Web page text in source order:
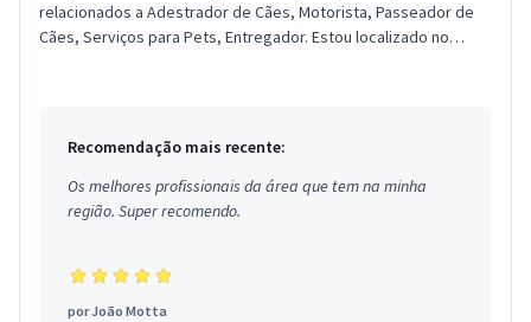
relacionados a Adestrador de Cães, Motorista, Passeador de
Cães, Serviços para Pets, Entregador. Estou localizado no
Recomendação mais recente:
Os melhores profissionais da área que tem na minha
região. Super recomendo.
porJoão Motta